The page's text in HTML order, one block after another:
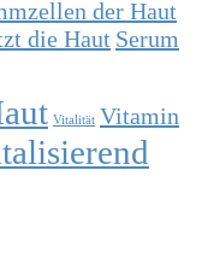
der Haut
die Haut Serum
Vitalität Vitamin